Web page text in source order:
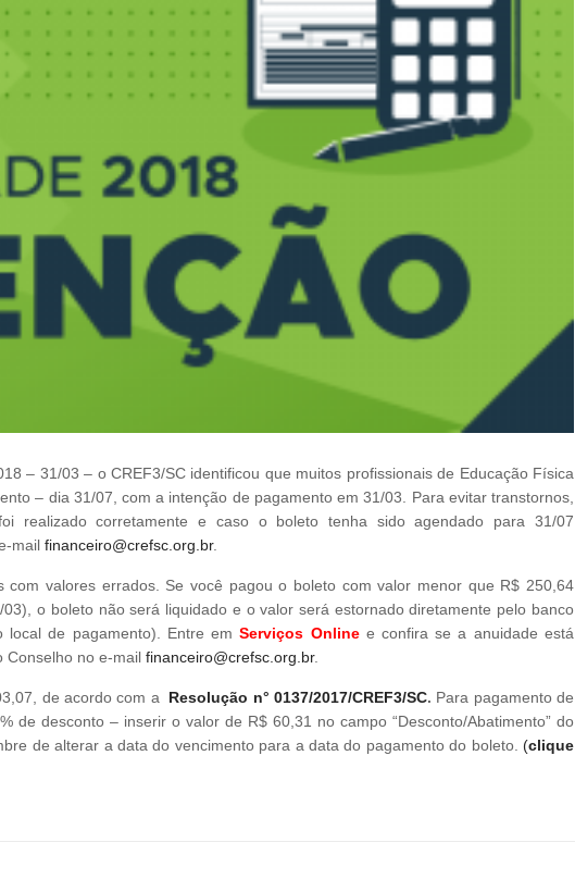
– 31/03 – o CREF3/SC identificou que muitos profissionais de Educação Física
– dia 31/07, com a intenção de pagamento em 31/03. Para evitar transtornos,
realizado corretamente e caso o boleto tenha sido agendado para 31/07
mail financeiro@crefsc.org.br.
com valores errados. Se você pagou o boleto com valor menor que R$ 250,64
o boleto não será liquidado e o valor será estornado diretamente pelo banco
local de pagamento). Entre emServiços Onlinee confira se a anuidade está
Conselho no e-mail financeiro@crefsc.org.br.
de acordo com a Resolução n° 0137/2017/CREF3/SC. Para pagamento de
de desconto – inserir o valor de R$ 60,31 no campo “Desconto/Abatimento” do
de alterar a data do vencimento para a data do pagamento do boleto. (clique